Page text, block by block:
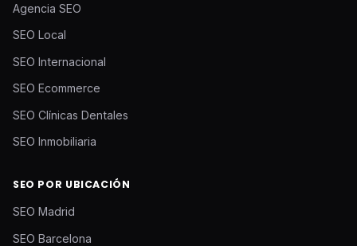
Agencia SEO
SEO Local
SEO Internacional
SEO Ecommerce
SEO Clínicas Dentales
SEO Inmobiliaria
SEO POR UBICACIÓN
SEO Madrid
SEO Barcelona